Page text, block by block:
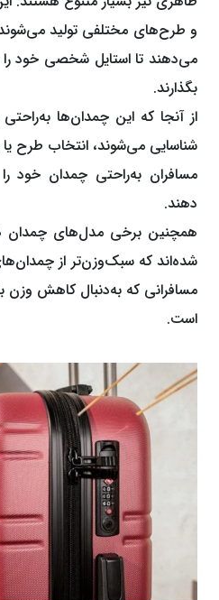
و طرح‌های مختلفی تولید می‌شوند
می‌دهند تا استایل شخصی خود
بگذارند.
از آنجا که این چمدان‌ها
شناسایی می‌شوند، انتخاب طرح
مسافران به‌راحتی چمدان خود
دهند.
همچنین برخی مدل‌های چمدان
شده‌اند که سبک‌وزن‌تر از
مسافرانی که به‌دنبال کاهش وزن
است.